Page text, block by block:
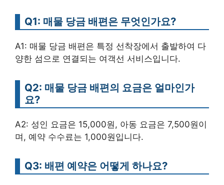
Q1: 매물 당금 배편은 무엇인가요?
A1: 매물 당금 배편은 특정 선착장에서 출발하여 다
양한 섬으로 연결되는 여객선 서비스입니다.
Q2: 매물 당금 배편의 요금은 얼마인가
요?
A2: 성인 요금은 15,000원, 아동 요금은 7,500원이
며, 예약 수수료는 1,000원입니다.
Q3: 배편 예약은 어떻게 하나요?